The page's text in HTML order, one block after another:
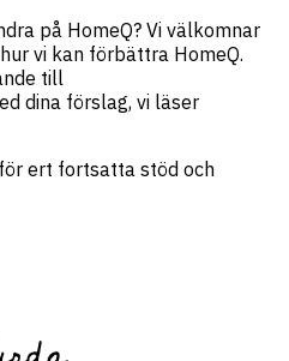
på HomeQ? Vi välkomnar
vi kan förbättra HomeQ.
till
dina förslag, vi läser
ert fortsatta stöd och